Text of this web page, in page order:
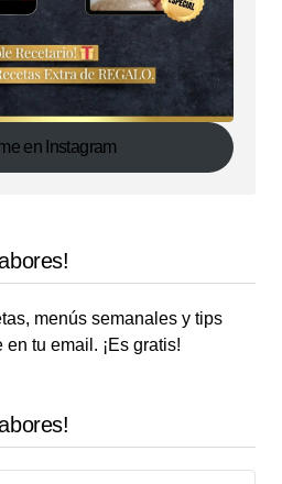
en Instagram
menús semanales y tips
tu email. ¡Es gratis!